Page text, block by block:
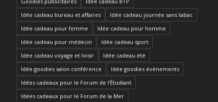
Idée cadeau bureau et affaires
Idée cadeau journée sans tabac
Idée cadeau pour femme
Idée cadeau pour homme
Idée cadeau pour médecin
Idée cadeau sport
Idée cadeau voyage et loisir
Idée cadeau été
Idée goodies salon conférence
Idée goodies événements
Idées cadeaux pour le Forum de l'Étudiant
Idées cadeaux pour le Forum de la Mer